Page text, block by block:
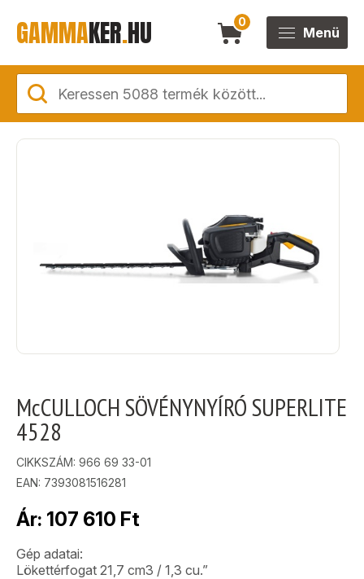
GAMMAKER.HU 0
Menü
McCULLOCH SÖVÉNYNYÍRÓ SUPERLITE
4528
CIKKSZÁM: 966 69 33-01
EAN: 7393081516281
Ár: 107 610 Ft
Gép adatai:
Lökettérfogat 21,7 cm3 / 1,3 cu.”